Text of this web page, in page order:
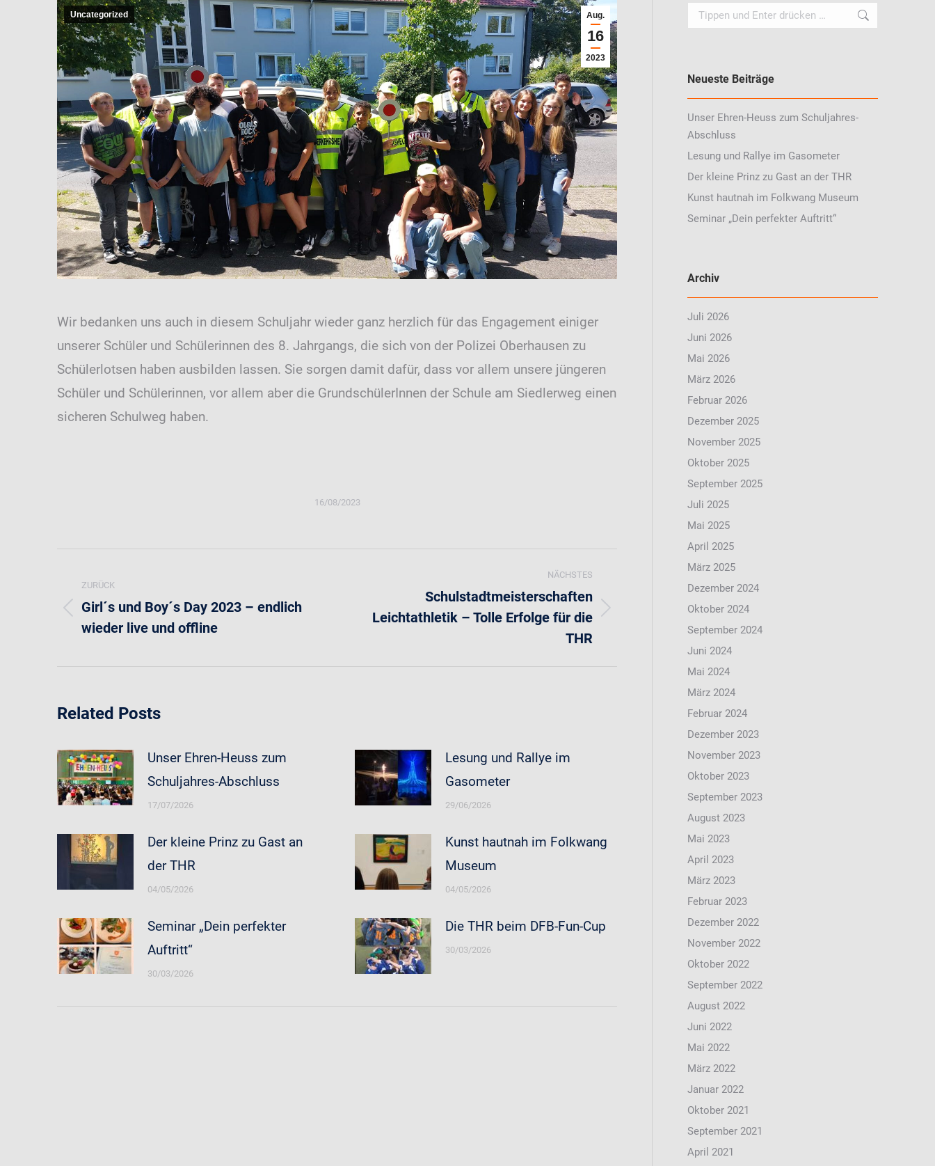
Aug.
16
2023
Uncategorized
Wir bedanken uns auch in diesem Schuljahr wieder ganz herzlich für das Engagement einiger
unserer Schüler und Schülerinnen des 8. Jahrgangs, die sich von der Polizei Oberhausen zu
Schülerlotsen haben ausbilden lassen. Sie sorgen damit dafür, dass vor allem unsere jüngeren
Schüler und Schülerinnen, vor allem aber die GrundschülerInnen der Schule am Siedlerweg einen
sicheren Schulweg haben.
16/08/2023
ZURÜCK
Vorheriger
Girl´s und Boy´s Day 2023 – endlich
wieder live und offline
NÄCHSTES
Nächster
Schulstadtmeisterschaften
Leichtathletik – Tolle Erfolge für die
THR
Related Posts
Unser Ehren-Heuss zum
Schuljahres-Abschluss
17/07/2026
Lesung und Rallye im
Gasometer
29/06/2026
Der kleine Prinz zu Gast an
der THR
04/05/2026
Kunst hautnah im Folkwang
Museum
04/05/2026
Seminar „Dein perfekter
Auftritt“
30/03/2026
Die THR beim DFB-Fun-Cup
30/03/2026
Search:
Neueste Beiträge
Unser Ehren-Heuss zum Schuljahres-
Abschluss
Lesung und Rallye im Gasometer
Der kleine Prinz zu Gast an der THR
Kunst hautnah im Folkwang Museum
Seminar „Dein perfekter Auftritt“
Archiv
Juli 2026
Juni 2026
Mai 2026
März 2026
Februar 2026
Dezember 2025
November 2025
Oktober 2025
September 2025
Juli 2025
Mai 2025
April 2025
März 2025
Dezember 2024
Oktober 2024
September 2024
Juni 2024
Mai 2024
März 2024
Februar 2024
Dezember 2023
November 2023
Oktober 2023
September 2023
August 2023
Mai 2023
April 2023
März 2023
Februar 2023
Dezember 2022
November 2022
Oktober 2022
September 2022
August 2022
Juni 2022
Mai 2022
März 2022
Januar 2022
Oktober 2021
September 2021
April 2021